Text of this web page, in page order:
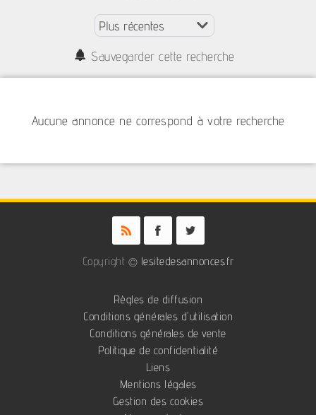
Sauvegarder cette recherche
Aucune annonce ne correspond à votre recherche
Copyright © lesitedesannonces.fr
Règles de diffusion
Conditions générales d'utilisation
Conditions générales de vente
Politique de confidentialité
Liens
Mentions légales
Gestion des cookies